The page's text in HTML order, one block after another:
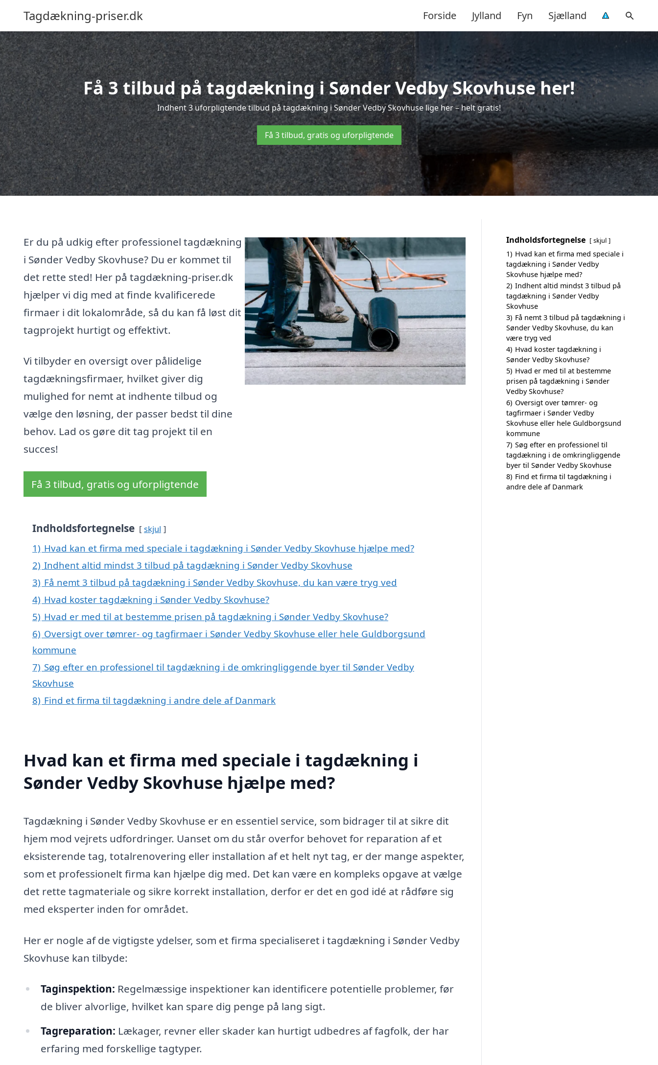
Tagdækning-priser.dk Forside Jylland Fyn Sjælland
Få 3 tilbud på tagdækning i Sønder Vedby Skovhuse her!
Indhent 3 uforpligtende tilbud på tagdækning i Sønder Vedby Skovhuse lige her – helt gratis!
Få 3 tilbud, gratis og uforpligtende
Er du på udkig efter professionel tagdækning
i Sønder Vedby Skovhuse? Du er kommet til
det rette sted! Her på tagdækning-priser.dk
hjælper vi dig med at finde kvalificerede
firmaer i dit lokalområde, så du kan få løst dit
tagprojekt hurtigt og effektivt.
Vi tilbyder en oversigt over pålidelige
tagdækningsfirmaer, hvilket giver dig
mulighed for nemt at indhente tilbud og
vælge den løsning, der passer bedst til dine
behov. Lad os gøre dit tag projekt til en
succes!
Få 3 tilbud, gratis og uforpligtende
Indholdsfortegnelse skjul
1) Hvad kan et firma med speciale i tagdækning i Sønder Vedby Skovhuse hjælpe med?
2) Indhent altid mindst 3 tilbud på tagdækning i Sønder Vedby Skovhuse
3) Få nemt 3 tilbud på tagdækning i Sønder Vedby Skovhuse, du kan være tryg ved
4) Hvad koster tagdækning i Sønder Vedby Skovhuse?
5) Hvad er med til at bestemme prisen på tagdækning i Sønder Vedby Skovhuse?
6) Oversigt over tømrer- og tagfirmaer i Sønder Vedby Skovhuse eller hele Guldborgsund
kommune
7) Søg efter en professionel til tagdækning i de omkringliggende byer til Sønder Vedby
Skovhuse
8) Find et firma til tagdækning i andre dele af Danmark
Hvad kan et firma med speciale i tagdækning i
Sønder Vedby Skovhuse hjælpe med?
Tagdækning i Sønder Vedby Skovhuse er en essentiel service, som bidrager til at sikre dit
hjem mod vejrets udfordringer. Uanset om du står overfor behovet for reparation af et
eksisterende tag, totalrenovering eller installation af et helt nyt tag, er der mange aspekter,
som et professionelt firma kan hjælpe dig med. Det kan være en kompleks opgave at vælge
det rette tagmateriale og sikre korrekt installation, derfor er det en god idé at rådføre sig
med eksperter inden for området.
Her er nogle af de vigtigste ydelser, som et firma specialiseret i tagdækning i Sønder Vedby
Skovhuse kan tilbyde:
Taginspektion: Regelmæssige inspektioner kan identificere potentielle problemer, før
de bliver alvorlige, hvilket kan spare dig penge på lang sigt.
Tagreparation: Lækager, revner eller skader kan hurtigt udbedres af fagfolk, der har
erfaring med forskellige tagtyper.
Indholdsfortegnelse skjul
1) Hvad kan et firma med speciale i
tagdækning i Sønder Vedby
Skovhuse hjælpe med?
2) Indhent altid mindst 3 tilbud på
tagdækning i Sønder Vedby
Skovhuse
3) Få nemt 3 tilbud på tagdækning i
Sønder Vedby Skovhuse, du kan
være tryg ved
4) Hvad koster tagdækning i
Sønder Vedby Skovhuse?
5) Hvad er med til at bestemme
prisen på tagdækning i Sønder
Vedby Skovhuse?
6) Oversigt over tømrer- og
tagfirmaer i Sønder Vedby
Skovhuse eller hele Guldborgsund
kommune
7) Søg efter en professionel til
tagdækning i de omkringliggende
byer til Sønder Vedby Skovhuse
8) Find et firma til tagdækning i
andre dele af Danmark